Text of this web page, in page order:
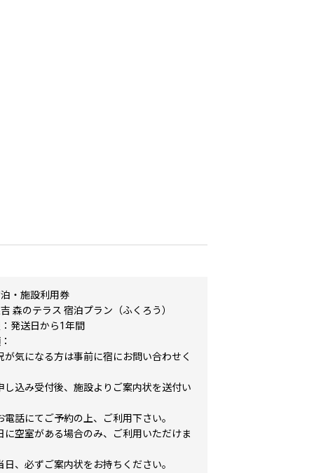
・施設利用券
森のテラス 宿泊プラン（ふくろう）
発送日から1年間
気になる方は事前に宿にお問い合わせく
込み受付後、施設よりご案内状を送付い
話にてご予約の上、ご利用下さい。
空室がある場合のみ、ご利用いただけま
、必ずご案内状をお持ちください。